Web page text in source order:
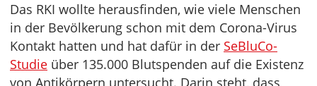
Das RKI wollte herausfinden, wie viele Menschen
in der Bevölkerung schon mit dem Corona-Virus
Kontakt hatten und hat dafür in der SeBluCo-
Studie über 135.000 Blutspenden auf die Existenz
von Antikörpern untersucht. Darin steht, dass